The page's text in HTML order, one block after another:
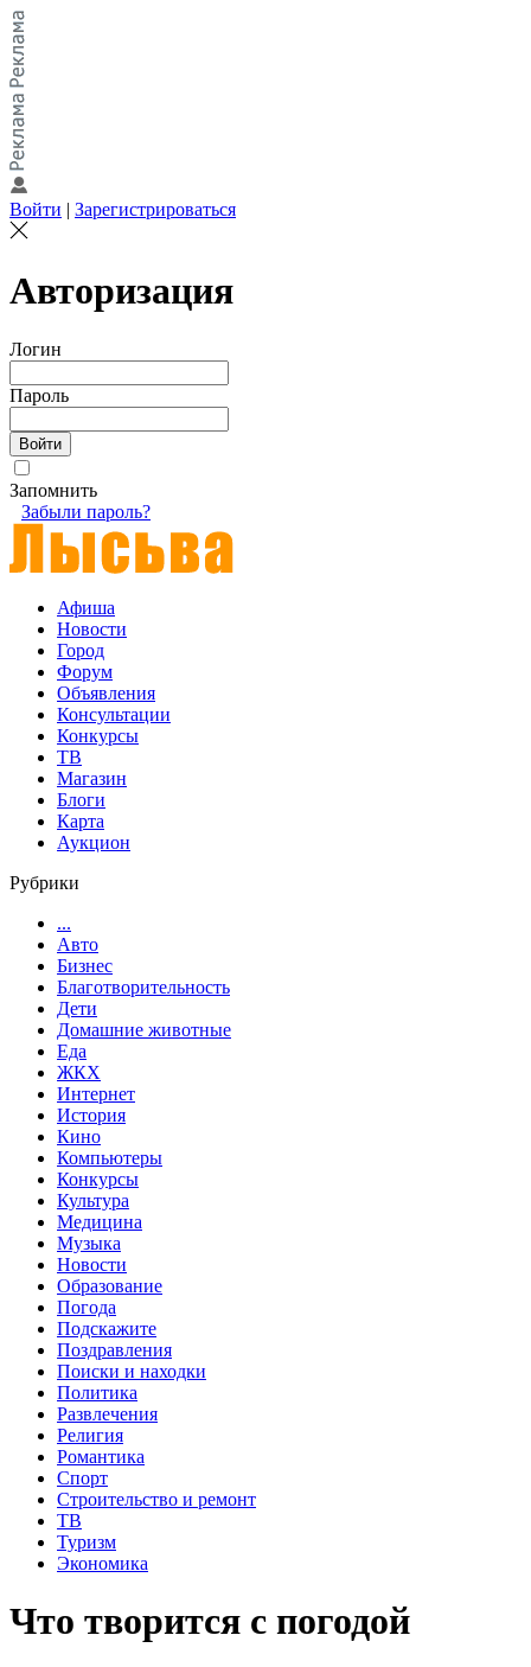
Войти | Зарегистрироваться
Авторизация
Логин
Пароль
Запомнить
Забыли пароль?
Афиша
Новости
Город
Форум
Объявления
Консультации
Конкурсы
ТВ
Магазин
Блоги
Карта
Аукцион
Рубрики
...
Авто
Бизнес
Благотворительность
Дети
Домашние животные
Еда
ЖКХ
Интернет
История
Кино
Компьютеры
Конкурсы
Культура
Медицина
Музыка
Новости
Образование
Погода
Подскажите
Поздравления
Поиски и находки
Политика
Развлечения
Религия
Романтика
Спорт
Строительство и ремонт
ТВ
Туризм
Экономика
Что творится с погодой